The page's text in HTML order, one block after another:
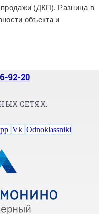
продажи (ДКП). Разница в
объекта и
92-20
СЕТЯХ:
Vk Odnoklassniki